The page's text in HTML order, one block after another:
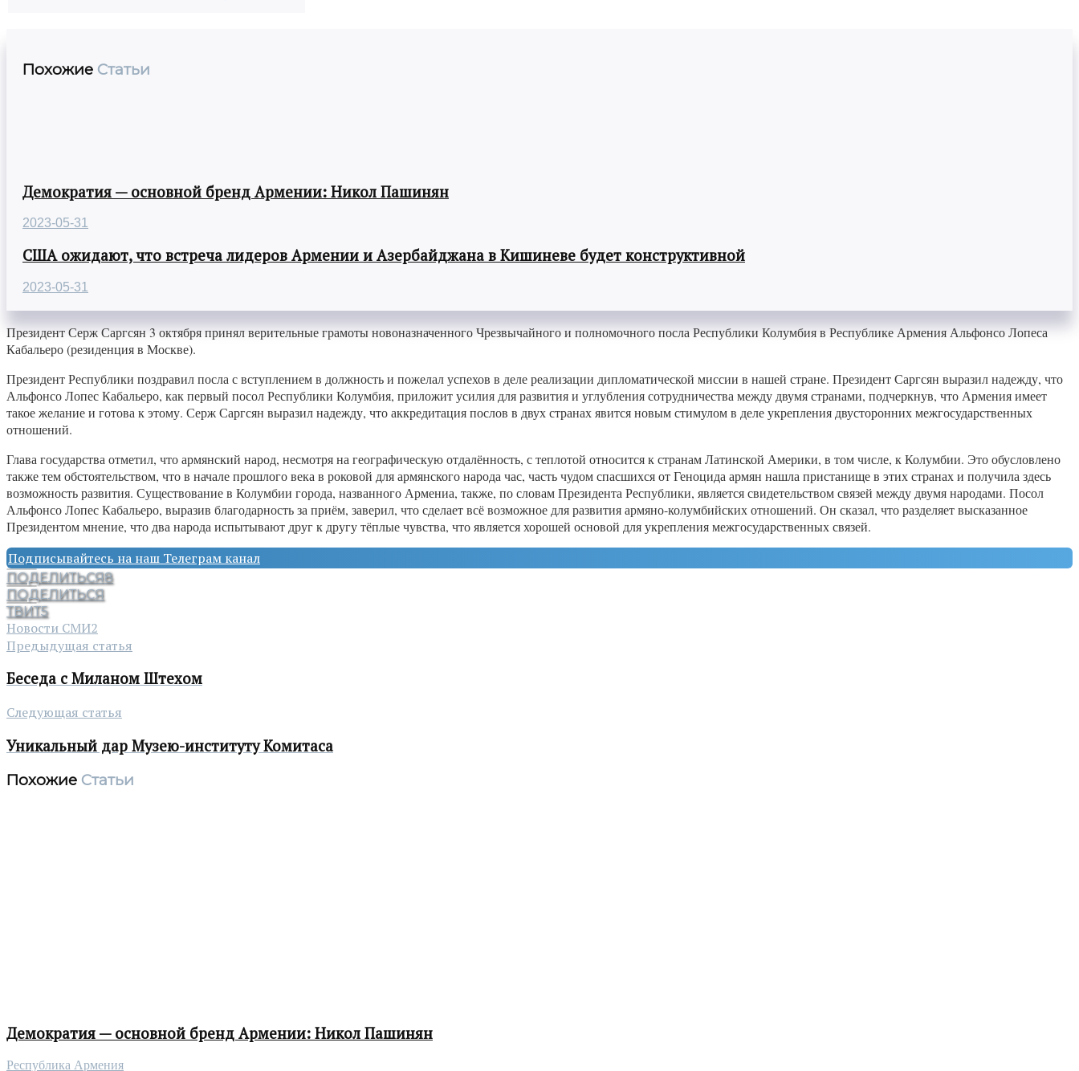
Похожие Статьи
Демократия — основной бренд Армении: Никол Пашинян
2023-05-31
США ожидают, что встреча лидеров Армении и Азербайджана в Кишиневе будет конструктивной
2023-05-31
Президент Серж Саргсян 3 октября принял верительные грамоты новоназначенного Чрезвычайного и полномочного посла Республики Колумбия в Республике Армения Альфонсо Лопеса
Кабальеро (резиденция в Москве).
Президент Республики поздравил посла с вступлением в должность и пожелал успехов в деле реализации дипломатической миссии в нашей стране. Президент Саргсян выразил надежду, что
Альфонсо Лопес Кабальеро, как первый посол Республики Колумбия, приложит усилия для развития и углубления сотрудничества между двумя странами, подчеркнув, что Армения имеет
такое желание и готова к этому. Серж Саргсян выразил надежду, что аккредитация послов в двух странах явится новым стимулом в деле укрепления двусторонних межгосударственных
отношений.
Глава государства отметил, что армянский народ, несмотря на географическую отдалённость, с теплотой относится к странам Латинской Америки, в том числе, к Колумбии. Это обусловлено
также тем обстоятельством, что в начале прошлого века в роковой для армянского народа час, часть чудом спасшихся от Геноцида армян нашла пристанище в этих странах и получила здесь
возможность развития. Существование в Колумбии города, названного Армениа, также, по словам Президента Республики, является свидетельством связей между двумя народами. Посол
Альфонсо Лопес Кабальеро, выразив благодарность за приём, заверил, что сделает всё возможное для развития армяно-колумбийских отношений. Он сказал, что разделяет высказанное
Президентом мнение, что два народа испытывают друг к другу тёплые чувства, что является хорошей основой для укрепления межгосударственных связей.
Подписывайтесь на наш Телеграм канал
ПОДЕЛИТЬСЯ8
ПОДЕЛИТЬСЯ
ТВИТ5
Новости СМИ2
Предыдущая статья
Беседа с Миланом Штехом
Следующая статья
Уникальный дар Музею-институту Комитаса
Похожие Статьи
Демократия — основной бренд Армении: Никол Пашинян
Республика Армения